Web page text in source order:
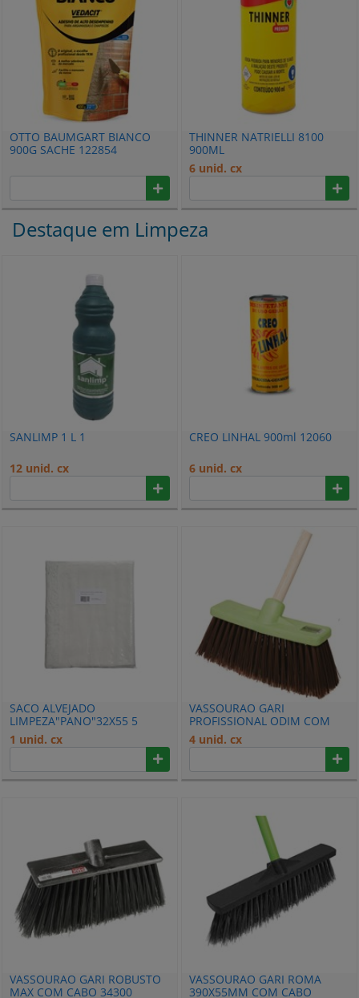
OTTO BAUMGART BIANCO
900G SACHE 122854
THINNER NATRIELLI 8100
900ML
6 unid. cx
Destaque em Limpeza
SANLIMP 1 L 1
12 unid. cx
CREO LINHAL 900ml 12060
6 unid. cx
SACO ALVEJADO
LIMPEZA"PANO"32X55 5
PECAS 22
1 unid. cx
VASSOURAO GARI
PROFISSIONAL ODIM COM
CABO 38018
4 unid. cx
VASSOURAO GARI ROBUSTO
MAX COM CABO 34300
VASSOURAO GARI ROMA
390X55MM COM CABO